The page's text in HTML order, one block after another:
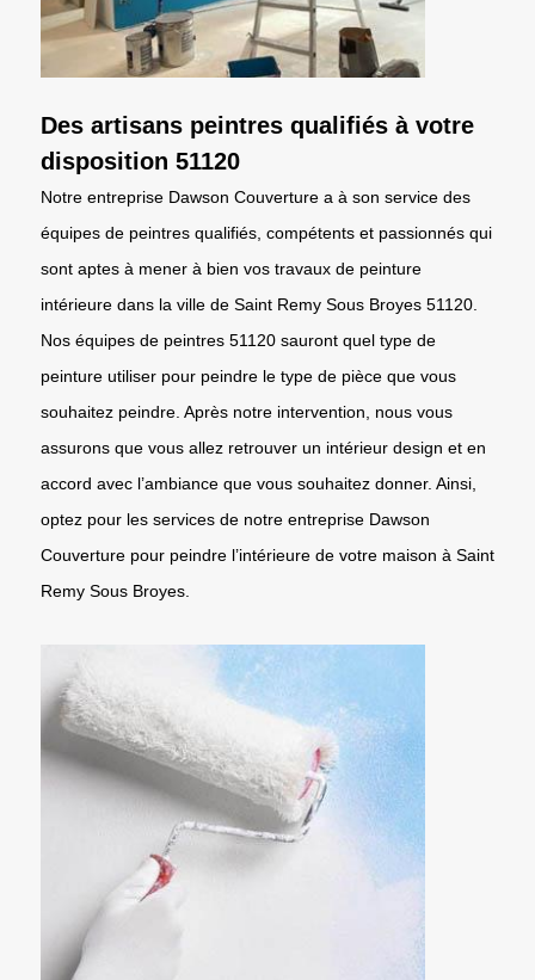
Des artisans peintres qualifiés à votre
disposition 51120
Notre entreprise Dawson Couverture a à son service des
équipes de peintres qualifiés, compétents et passionnés qui
sont aptes à mener à bien vos travaux de peinture
intérieure dans la ville de Saint Remy Sous Broyes 51120.
Nos équipes de peintres 51120 sauront quel type de
peinture utiliser pour peindre le type de pièce que vous
souhaitez peindre. Après notre intervention, nous vous
assurons que vous allez retrouver un intérieur design et en
accord avec l’ambiance que vous souhaitez donner. Ainsi,
optez pour les services de notre entreprise Dawson
Couverture pour peindre l’intérieure de votre maison à Saint
Remy Sous Broyes.